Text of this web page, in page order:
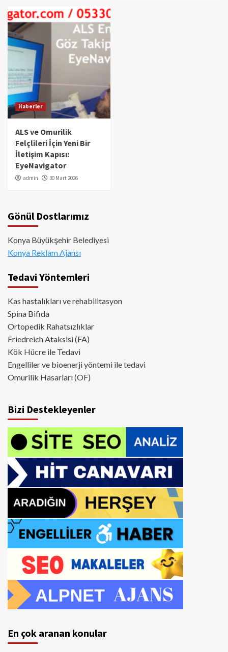
Haberler
ALS ve Omurilik
Felçlileri İçin Yeni Bir
İletişim Kapısı:
EyeNavigator
admin 30 Mart 2026
Gönül Dostlarımız
Konya Büyükşehir Belediyesi
Konya Reklam Ajansı
Tedavi Yöntemleri
Kas hastalıkları ve rehabilitasyon
Spina Bifida
Ortopedik Rahatsızlıklar
Friedreich Ataksisi (FA)
Kök Hücre ile Tedavi
Engelliler ve bioenerji yöntemi ile tedavi
Omurilik Hasarları (OF)
Bizi Destekleyenler
En çok aranan konular